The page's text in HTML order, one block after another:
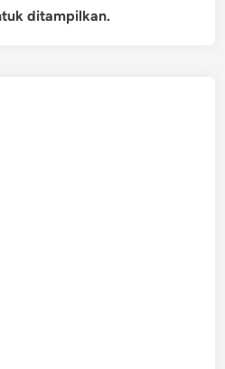
ditampilkan.